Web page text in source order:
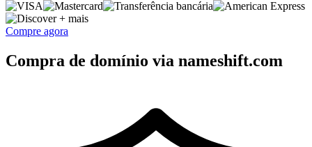
+ mais
Compre agora
Compra de domínio via nameshift.com